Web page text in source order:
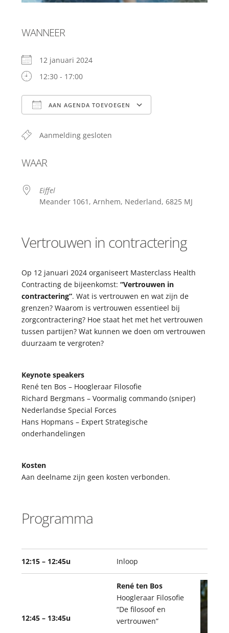
WANNEER
12 januari 2024
12:30 - 17:00
AAN AGENDA TOEVOEGEN
Aanmelding gesloten
WAAR
Eiffel
Meander 1061, Arnhem, Nederland, 6825 MJ
Vertrouwen in contractering
Op 12 januari 2024 organiseert Masterclass Health
Contracting de bijeenkomst:“Vertrouwen in
contractering”. Wat is vertrouwen en wat zijn de
grenzen? Waarom is vertrouwen essentieel bij
zorgcontractering? Hoe staat het met het vertrouwen
tussen partijen? Wat kunnen we doen om vertrouwen
duurzaam te vergroten?
Keynote speakers
René ten Bos – Hoogleraar Filosofie
Richard Bergmans – Voormalig commando (sniper)
Nederlandse Special Forces
Hans Hopmans – Expert Strategische
onderhandelingen
Kosten
Aan deelname zijn geen kosten verbonden.
Programma
12:15 – 12:45u Inloop
12:45 – 13:45u
René ten Bos
Hoogleraar Filosofie
“De filosoof en
vertrouwen”